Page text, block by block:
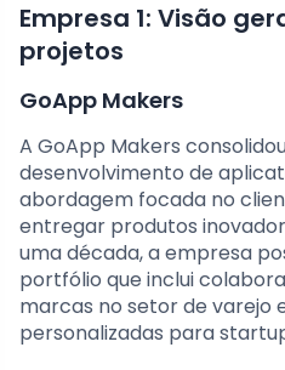
Empresa 1: Visão
projetos
GoApp Makers
A GoApp Makers
desenvolvimento de
abordagem focada no
entregar produtos
uma década, a empresa
portfólio que inclui
marcas no setor de varejo
personalizadas para